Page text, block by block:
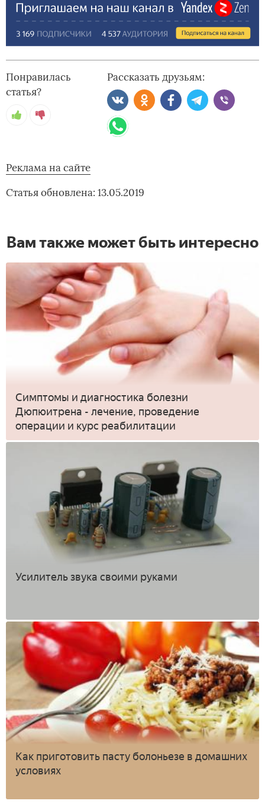
Понравилась
статья?
Рассказать друзьям:
Реклама на сайте
Статья обновлена: 13.05.2019
Вам также может быть интересно
Симптомы и диагностика болезни
Дюпюитрена - лечение, проведение
операции и курс реабилитации
Усилитель звука своими руками
Как приготовить пасту болоньезе в домашних
условиях